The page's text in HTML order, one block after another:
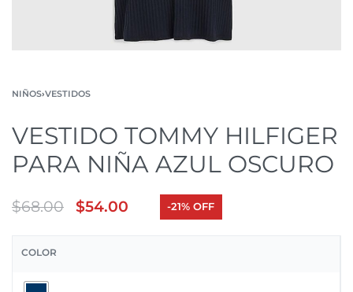
NIÑOS›VESTIDOS
VESTIDO TOMMY HILFIGER
PARA NIÑA AZUL OSCURO
$68.00 $54.00 -21% OFF
COLOR